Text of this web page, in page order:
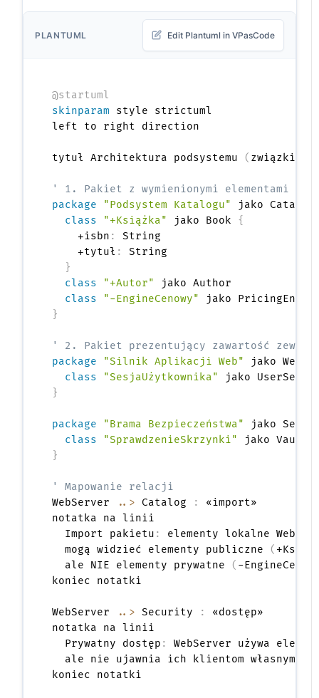
PLANTUML Edit Plantuml in VPasCode
@startuml
skinparam style strictuml
left to right direction
tytuł Architektura podsystemu ( związki
' 1. Pakiet z wymienionymi elementami
package
"Podsystem Katalogu"
jako
class
"+Książka" jako Book {
    +isbn
:
String
    +tytuł
:
String
}
class
"+Autor"
jako Author
class
"-EngineCenowy"
}
' 2. Pakiet prezentujący zawartość
package
"Silnik Aplikacji Web"
jako
class
"SesjaUżytkownika"
}
package "Brama Bezpieczeństwa"
jako
class
"SprawdzenieSkrzynki"
}
' Mapowanie relacji
WebServer
..> Catalog :
«import»
notatka na linii
  Import pakietu
:
elementy lokalne
  mogą widzieć elementy publiczne
(
  ale NIE elementy prywatne
( -
koniec notatki
WebServer ..> Security :
«dostęp»
notatka na linii
  Prywatny dostęp
:
WebServer używa
  ale nie ujawnia ich klientom własnym.
koniec notatki